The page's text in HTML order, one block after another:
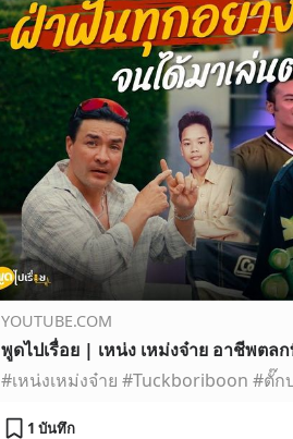
YOUTUBE.COM
1 บันทึก